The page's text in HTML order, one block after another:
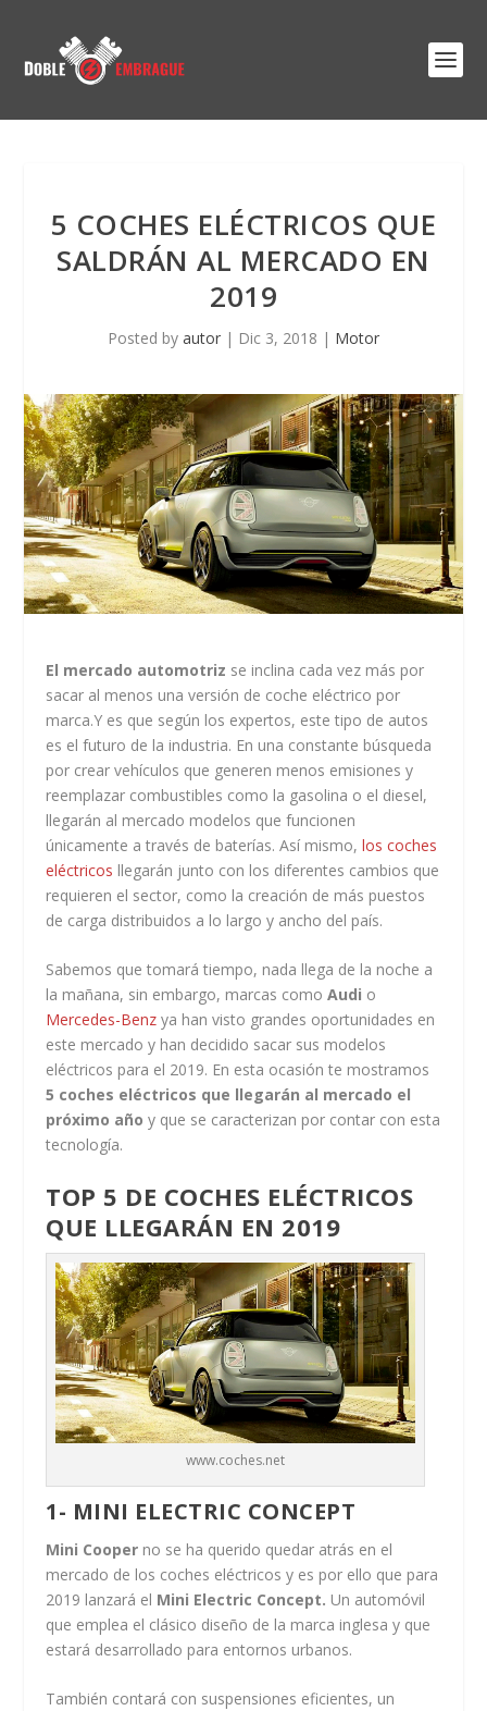
5 COCHES ELÉCTRICOS QUE
SALDRÁN AL MERCADO EN
2019
Posted by autor | Dic 3, 2018 | Motor
El mercado automotriz se inclina cada vez más por
sacar al menos una versión de coche eléctrico por
marca.Y es que según los expertos, este tipo de autos
es el futuro de la industria. En una constante búsqueda
por crear vehículos que generen menos emisiones y
reemplazar combustibles como la gasolina o el diesel,
llegarán al mercado modelos que funcionen
únicamente a través de baterías. Así mismo,los coches
eléctricos llegarán junto con los diferentes cambios que
requieren el sector, como la creación de más puestos
de carga distribuidos a lo largo y ancho del país.
Sabemos que tomará tiempo, nada llega de la noche a
la mañana, sin embargo, marcas comoAudi o
Mercedes-Benz ya han visto grandes oportunidades en
este mercado y han decidido sacar sus modelos
eléctricos para el 2019. En esta ocasión te mostramos
5 coches eléctricos que llegarán al mercado el
próximo año y que se caracterizan por contar con esta
tecnología.
TOP 5 DE COCHES ELÉCTRICOS
QUE LLEGARÁN EN 2019
www.coches.net
1- MINI ELECTRIC CONCEPT
Mini Cooper no se ha querido quedar atrás en el
mercado de los coches eléctricos y es por ello que para
2019 lanzará el Mini Electric Concept. Un automóvil
que emplea el clásico diseño de la marca inglesa y que
estará desarrollado para entornos urbanos.
También contará con suspensiones eficientes, un